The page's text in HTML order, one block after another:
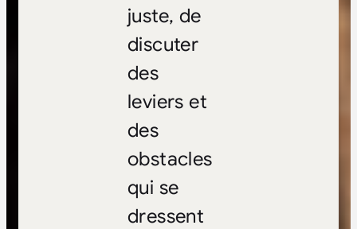
juste, de
discuter
des
leviers et
des
obstacles
qui se
dressent